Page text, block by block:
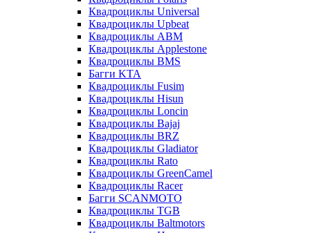
Квадроциклы Universal
Квадроциклы Upbeat
Квадроциклы ABM
Квадроциклы Applestone
Квадроциклы BMS
Багги KTA
Квадроциклы Fusim
Квадроциклы Hisun
Квадроциклы Loncin
Квадроциклы Bajaj
Квадроциклы BRZ
Квадроциклы Gladiator
Квадроциклы Rato
Квадроциклы GreenCamel
Квадроциклы Racer
Багги SCANMOTO
Квадроциклы TGB
Квадроциклы Baltmotors